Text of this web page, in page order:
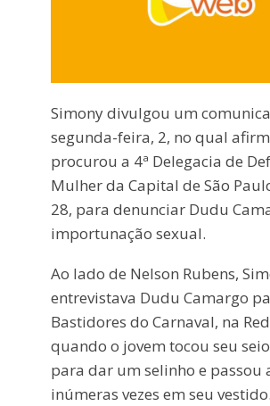
Simony divulgou um
segunda-feira, 2, no qual
procurou a 4ª Delegacia de
Mulher da Capital de São
28, para denunciar Dudu
importunação sexual.
Ao lado de Nelson Rubens,
entrevistava Dudu Camargo
Bastidores do Carnaval, na
quando o jovem tocou seu
para dar um selinho e passou
inúmeras vezes em seu vestido.